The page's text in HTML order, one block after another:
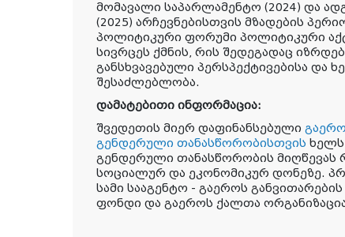
მომავალი საპარლამენტო (2024) და
(2025) არჩევნებისთვის მზადების
პოლიტიკური ფორუმი პოლიტიკური
სივრცეს ქმნის, რის შედეგადაც
განსხვავებული პერსპექტივებისა და
შესაძლებლობა.
დამატებითი ინფორმაცია:
შვედეთის მიერ დაფინანსებული
გენდერული თანასწორობისთვის ხელს
გენდერული თანასწორობის
სოციალურ და ეკონომიკურ დონეზე.
სამი სააგენტო - გაეროს
ფონდი და გაეროს ქალთა